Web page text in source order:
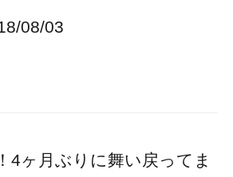
08/03
4ヶ月ぶりに舞い戻ってま